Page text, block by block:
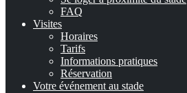
FAQ
Visites
Horaires
Tarifs
Informations pratiques
Réservation
Votre événement au stade